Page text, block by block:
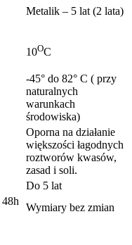
Metalik – 5 lat (2 lata)
10OC
-45° do 82° C ( przy
naturalnych
warunkach
środowiska)
Oporna na działanie
większości łagodnych
roztworów kwasów,
zasad i soli.
Do 5 lat
Wymiary bez zmian